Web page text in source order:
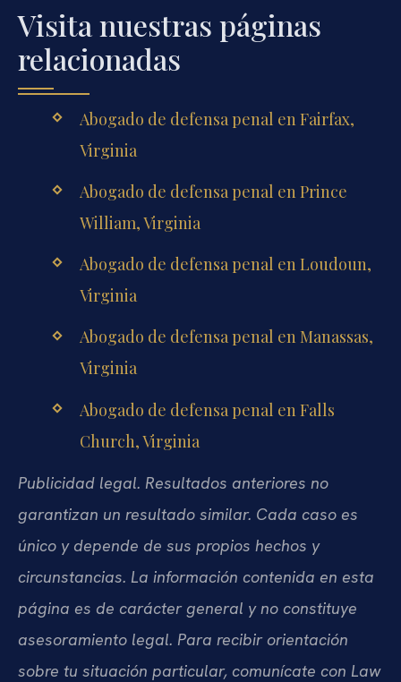
Visita nuestras páginas
relacionadas
Abogado de defensa penal en Fairfax,
Virginia
Abogado de defensa penal en Prince
William, Virginia
Abogado de defensa penal en Loudoun,
Virginia
Abogado de defensa penal en Manassas,
Virginia
Abogado de defensa penal en Falls
Church, Virginia
Publicidad legal. Resultados anteriores no
garantizan un resultado similar. Cada caso es
único y depende de sus propios hechos y
circunstancias. La información contenida en esta
página es de carácter general y no constituye
asesoramiento legal. Para recibir orientación
sobre tu situación particular, comunícate con Law